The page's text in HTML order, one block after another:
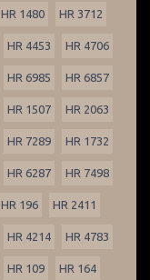
HR 1480 HR 3712
HR 4453 HR 4706
HR 6985 HR 6857
HR 1507 HR 2063
HR 7289 HR 1732
HR 6287 HR 7498
HR 196 HR 2411
HR 4214 HR 4783
HR 109 HR 164